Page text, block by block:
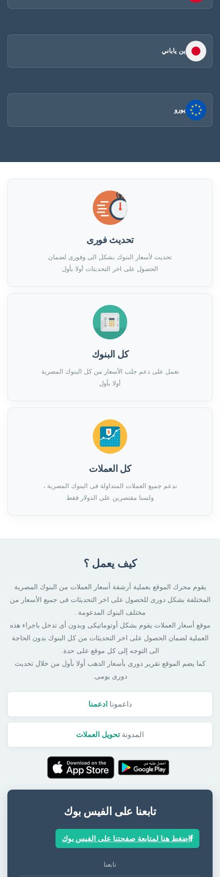
ين ياباني
يورو
تحديث فورى
تحديث لأسعار البنوك بشكل الى وفورى لضمان
الحصول على اخر التحديثات أولا بأول
كل البنوك
نعمل على دعم جلب الأسعار من كل البنوك المصرية
أولا بأول
كل العملات
ندعم جميع العملات المتداولة فى البنوك المصرية ،
ولسنا مقتصرين على الدولار فقط
كيف يعمل ؟
يقوم محرك الموقع بعملية أرشفة أسعار العملات من البنوك المصرية
المختلفة بشكل دورى للحصول على اخر التحديثات فى جميع الأسعار من
مختلف البنوك المدعومة .
موقع أسعار العملات يقوم بشكل أوتوماتيكى وبدون أى تدخل باجراء هذه
العملية لضمان الحصول على اخر التحديثات من كل البنوك بدون الحاجة
الى التوجه إلى كل موقع على حدة.
كما يضم الموقع تقرير دورى بأسعار الذهب أولا بأول من خلال تحديث
دورى يومى.
داعمونا ادعمنا
المدونةتحويل العملات
تابعنا على الفيس بوك
اضغط هنا لمتابعة صفحتنا على الفيس بوك
تابعنا